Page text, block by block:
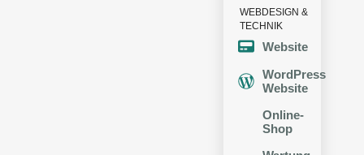
WEBDESIGN &
TECHNIK
Website
WordPress
Website
Online-
Shop